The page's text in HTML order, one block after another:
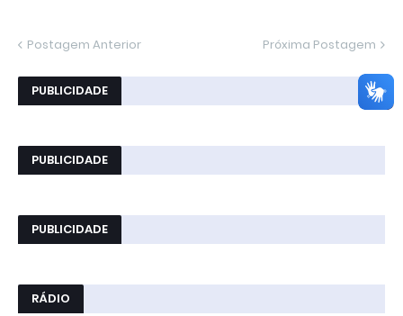
Postagem Anterior Próxima Postagem
PUBLICIDADE
PUBLICIDADE
PUBLICIDADE
RÁDIO